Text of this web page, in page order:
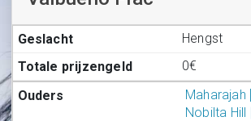
Hengst
0€
Maharajah
Nobilta Hill